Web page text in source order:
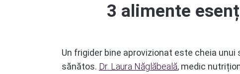
3 alimente
Un frigider bine aprovizionat este cheia
sănătos. Dr. Laura Năglăbeală, medic